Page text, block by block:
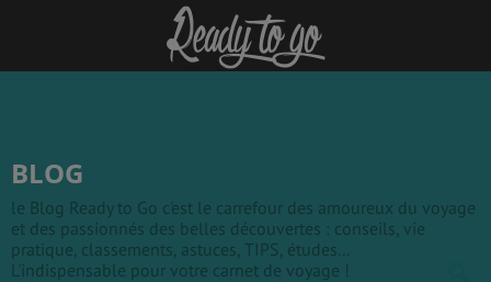
BLOG
le Blog Ready to Go c'est le carrefour des amoureux du voyage
et des passionnés des belles découvertes : conseils, vie
pratique, classements, astuces, TIPS, études...
L'indispensable pour votre carnet de voyage !